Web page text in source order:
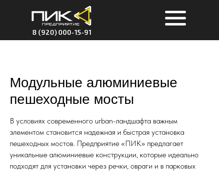
8 (920) 000-15-91
Модульные алюминиевые
пешеходные мосты
В условиях современного urban-ландшафта важным
элементом становится надежная и быстрая установка
пешеходных мостов. Предприятие «ПИК» предлагает
уникальные алюминиевые конструкции, которые идеально
подходят для установки через речки, овраги и в парковых